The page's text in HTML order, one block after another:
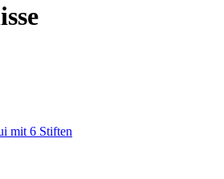
Notizblöcke
mit 6 Stiften